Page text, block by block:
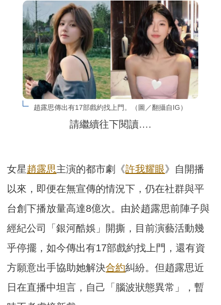
趙露思傳出有17部戲約找上門。（圖／翻攝自IG）
請繼續往下閱讀….
女星趙露思主演的都市劇《許我耀眼》自開播
以來，即便在無宣傳的情況下，仍在社群與平
台創下播放量高達8億次。由於趙露思前陣子與
經紀公司「銀河酷娛」開撕，目前演藝活動幾
乎停擺，如今傳出有17部戲約找上門，還有資
方願意出手協助她解決合約糾紛。但趙露思近
日在直播中坦言，自己「腦波狀態異常」，暫